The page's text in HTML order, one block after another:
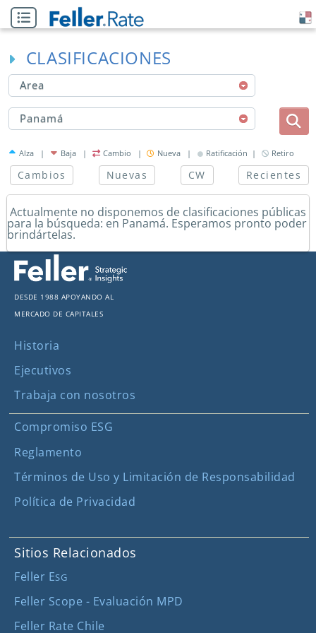
CLASIFICACIONES
Area
Panamá
Alza | Baja | Cambio | Nueva | Ratificación | Retiro
Cambios Nuevas CW Recientes
Actualmente no disponemos de clasificaciones públicas
para la búsqueda: en Panamá. Esperamos pronto poder
brindártelas.
Desde 1988 apoyando al
mercado de capitales
Historia
Ejecutivos
Trabaja con nosotros
Compromiso ESG
Reglamento
Términos de Uso y Limitación de Responsabilidad
Política de Privacidad
Sitios Relacionados
Feller ESG
Feller Scope - Evaluación MPD
Feller Rate Chile